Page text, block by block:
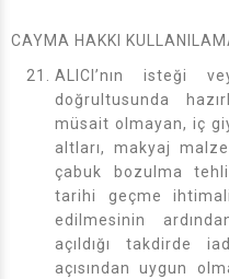
CAYMA HAKKI
ALICI’nın isteği
doğrultusunda
müsait olmayan, iç
altları, makyaj
çabuk bozulma
tarihi geçme
edilmesinin
açıldığı takdirde
açısından uygun